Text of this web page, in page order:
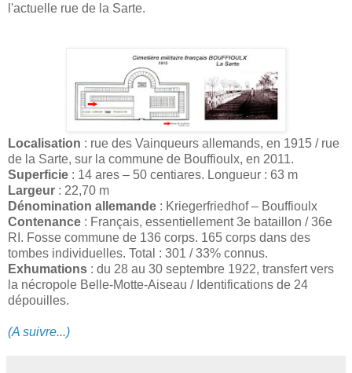
l'actuelle rue de la Sarte.
Localisation : rue des Vainqueurs allemands, en 1915 / rue
de la Sarte, sur la commune de Bouffioulx, en 2011.
Superficie : 14 ares – 50 centiares. Longueur : 63 m
Largeur : 22,70 m
Dénomination allemande : Kriegerfriedhof – Bouffioulx
Contenance : Français, essentiellement 3e bataillon / 36e
RI. Fosse commune de 136 corps. 165 corps dans des
tombes individuelles. Total : 301 / 33% connus.
Exhumations : du 28 au 30 septembre 1922, transfert vers
la nécropole Belle-Motte-Aiseau / Identifications de 24
dépouilles.
(A suivre...)